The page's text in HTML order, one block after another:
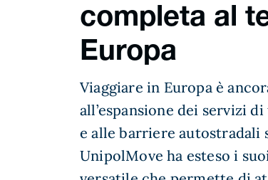
completa al
Europa
Viaggiare in Europa è
all’espansione dei servizi
e alle barriere autostradali
UnipolMove ha esteso i